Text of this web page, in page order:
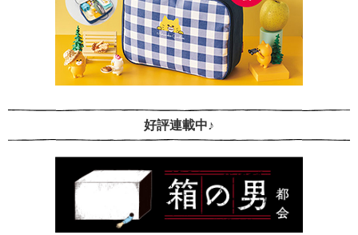
好評連載中♪